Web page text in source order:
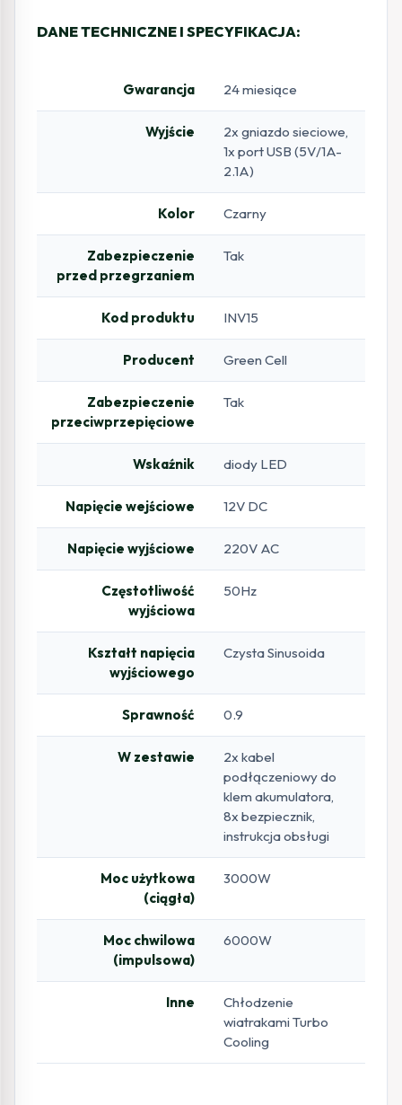
DANE TECHNICZNE I SPECYFIKACJA:
Gwarancja 24 miesiące
Wyjście
2x gniazdo sieciowe,
1x port USB (5V/1A-
2.1A)
Kolor Czarny
Zabezpieczenie
przed przegrzaniem
Tak
Kod produktu INV15
Producent Green Cell
Zabezpieczenie
przeciwprzepięciowe
Tak
Wskaźnik diody LED
Napięcie wejściowe 12V DC
Napięcie wyjściowe 220V AC
Częstotliwość
wyjściowa
50Hz
Kształt napięcia
wyjściowego
Czysta Sinusoida
Sprawność 0.9
W zestawie
2x kabel
podłączeniowy do
klem akumulatora,
8x bezpiecznik,
instrukcja obsługi
Moc użytkowa
(ciągła)
3000W
Moc chwilowa
(impulsowa)
6000W
Inne
Chłodzenie
wiatrakami Turbo
Cooling